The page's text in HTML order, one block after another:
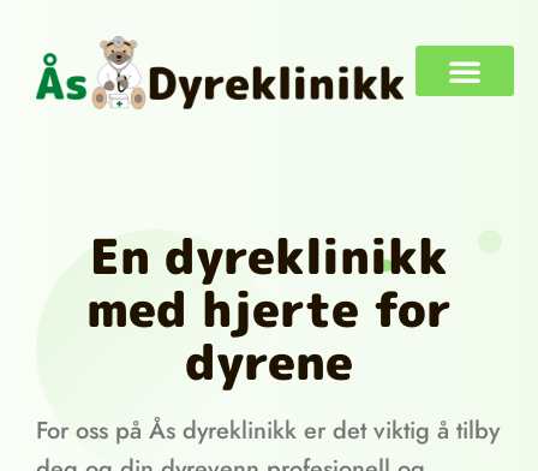
En dyreklinikk
med hjerte for
dyrene
For oss på Ås dyreklinikk er det viktig å tilby